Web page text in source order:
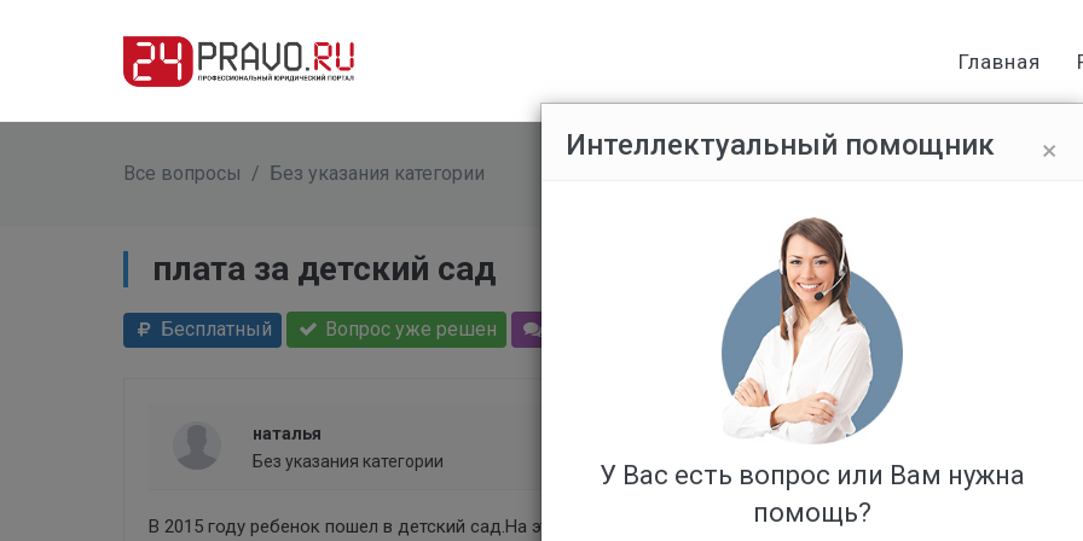
Главная
Все вопросы / Без указания категории
плата за детский сад
Бесплатный Вопрос уже решен
наталья
Без указания категории
В 2015 году ребенок пошел в детский сад.На этот момент семья являлась малоимущей.Справка в сад была
×
Интеллектуальный помощник
У Вас есть вопрос или Вам нужна
помощь?